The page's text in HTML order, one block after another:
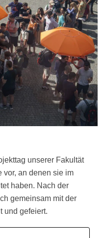
unserer Fakultät
vor, an denen sie im
haben. Nach der
gemeinsam mit der
und gefeiert.